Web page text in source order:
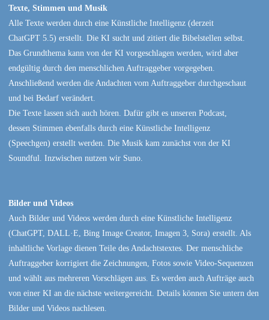
Texte, Stimmen und Musik
Alle Texte werden durch eine Künstliche Intelligenz (derzeit
ChatGPT 5.5) erstellt. Die KI sucht und zitiert die Bibelstellen selbst.
Das Grundthema kann von der KI vorgeschlagen werden, wird aber
endgültig durch den menschlichen Auftraggeber vorgegeben.
Anschließend werden die Andachten vom Auftraggeber durchgeschaut
und bei Bedarf verändert.
Die Texte lassen sich auch hören. Dafür gibt es unseren Podcast,
dessen Stimmen ebenfalls durch eine Künstliche Intelligenz
(Speechgen) erstellt werden. Die Musik kam zunächst von der KI
Soundful. Inzwischen nutzen wir Suno.
Bilder und Videos
Auch Bilder und Videos werden durch eine Künstliche Intelligenz
(ChatGPT, DALL·E, Bing Image Creator, Imagen 3, Sora) erstellt. Als
inhaltliche Vorlage dienen Teile des Andachtstextes. Der menschliche
Auftraggeber korrigiert die Zeichnungen, Fotos sowie Video-Sequenzen
und wählt aus mehreren Vorschlägen aus. Es werden auch Aufträge auch
von einer KI an die nächste weitergereicht. Details können Sie untern den
Bilder und Videos nachlesen.